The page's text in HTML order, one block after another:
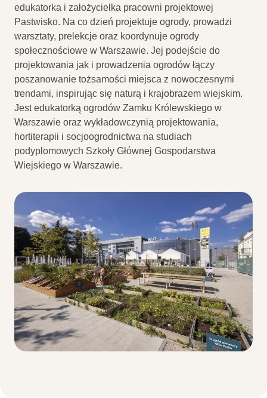
edukatorka i założycielka pracowni projektowej
Pastwisko. Na co dzień projektuje ogrody, prowadzi
warsztaty, prelekcje oraz koordynuje ogrody
społecznościowe w Warszawie. Jej podejście do
projektowania jak i prowadzenia ogrodów łączy
poszanowanie tożsamości miejsca z nowoczesnymi
trendami, inspirując się naturą i krajobrazem wiejskim.
Jest edukatorką ogrodów Zamku Królewskiego w
Warszawie oraz wykładowczynią projektowania,
hortiterapii i socjoogrodnictwa na studiach
podyplomowych Szkoły Głównej Gospodarstwa
Wiejskiego w Warszawie.